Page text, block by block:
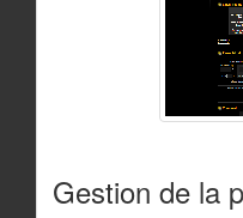
Gestion de la